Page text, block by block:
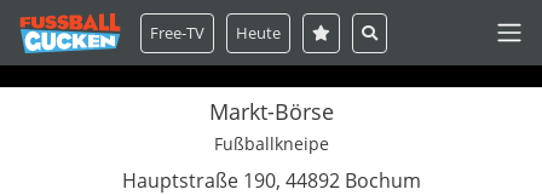
Free-TV Heute
Markt-Börse
Fußballkneipe
Hauptstraße 190, 44892 Bochum